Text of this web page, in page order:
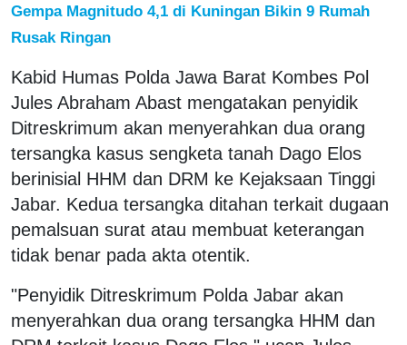
Gempa Magnitudo 4,1 di Kuningan Bikin 9 Rumah
Rusak Ringan
Kabid Humas Polda Jawa Barat Kombes Pol
Jules Abraham Abast mengatakan penyidik
Ditreskrimum akan menyerahkan dua orang
tersangka kasus sengketa tanah Dago Elos
berinisial HHM dan DRM ke Kejaksaan Tinggi
Jabar. Kedua tersangka ditahan terkait dugaan
pemalsuan surat atau membuat keterangan
tidak benar pada akta otentik.
"Penyidik Ditreskrimum Polda Jabar akan
menyerahkan dua orang tersangka HHM dan